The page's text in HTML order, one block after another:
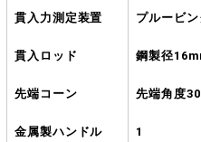
貫入力測定装置 プルービ
貫入ロッド 鋼製径
先端コーン 先端角度
金属製ハンドル 1